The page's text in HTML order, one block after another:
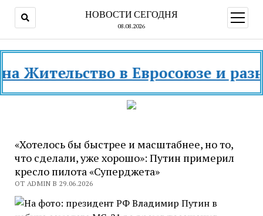
НОВОСТИ СЕГОДНЯ
08.08.2026
меню
в Евросоюзе и разных
«Хотелось бы быстрее и масштабнее, но то,
что сделали, уже хорошо»: Путин примерил
кресло пилота «Суперджета»
ОТ ADMIN В 29.06.2026